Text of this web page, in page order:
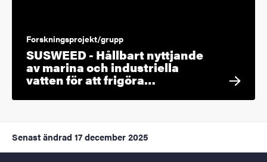
Forskningsprojekt/grupp
SUSWEED - Hållbart nyttjande
av marina och industriella
vatten för att frigöra…
Senast ändrad 17 december 2025